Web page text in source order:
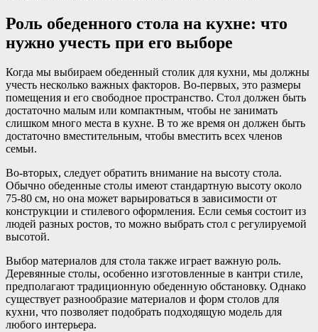
Роль обеденного стола на кухне: что
нужно учесть при его выборе
Когда мы выбираем обеденный столик для кухни, мы должны
учесть несколько важных факторов. Во-первых, это размеры
помещения и его свободное пространство. Стол должен быть
достаточно малым или компактным, чтобы не занимать
слишком много места в кухне. В то же время он должен быть
достаточно вместительным, чтобы вместить всех членов
семьи.
Во-вторых, следует обратить внимание на высоту стола.
Обычно обеденные столы имеют стандартную высоту около
75-80 см, но она может варьироваться в зависимости от
конструкции и стилевого оформления. Если семья состоит из
людей разных ростов, то можно выбрать стол с регулируемой
высотой.
Выбор материалов для стола также играет важную роль.
Деревянные столы, особенно изготовленные в кантри стиле,
предполагают традиционную обеденную обстановку. Однако
существует разнообразие материалов и форм столов для
кухни, что позволяет подобрать подходящую модель для
любого интерьера.